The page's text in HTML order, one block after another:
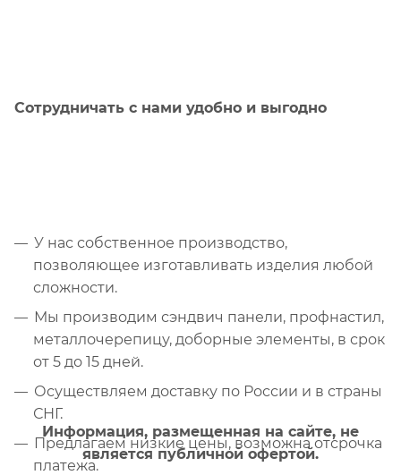
Сотрудничать с нами удобно и выгодно
У нас собственное производство,
позволяющее изготавливать изделия любой
сложности.
Мы производим сэндвич панели, профнастил,
металлочерепицу, доборные элементы, в срок
от 5 до 15 дней.
Осуществляем доставку по России и в страны
СНГ.
Предлагаем низкие цены, возможна отсрочка
платежа.
Информация, размещенная на сайте, не
является публичной офертой.